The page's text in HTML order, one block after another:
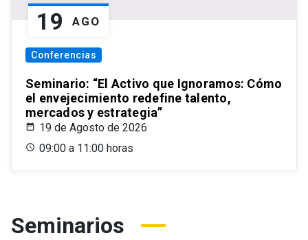
19 AGO
Conferencias
Seminario: “El Activo que Ignoramos: Cómo
el envejecimiento redefine talento,
mercados y estrategia”
19 de Agosto de 2026
09:00 a 11:00 horas
Seminarios